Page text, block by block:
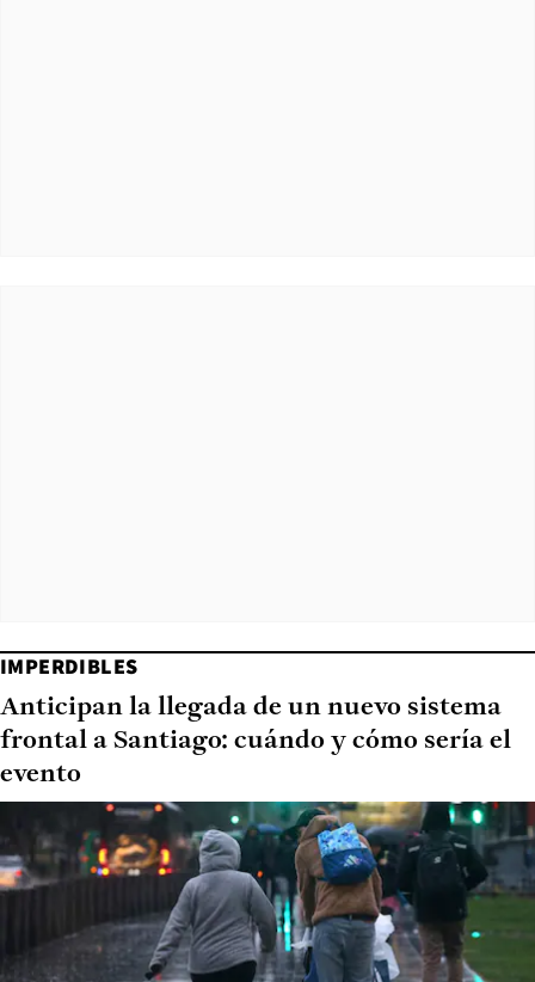
IMPERDIBLES
Anticipan la llegada de un nuevo sistema
frontal a Santiago: cuándo y cómo sería el
evento